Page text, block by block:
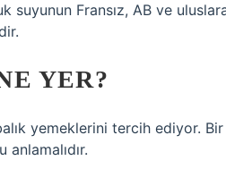
Fransız, AB ve
YER?
yemeklerini tercih ediyor.